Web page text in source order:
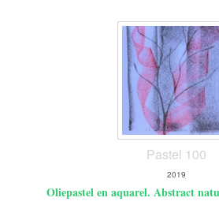
Pastel 100
2019
Oliepastel en aquarel. Abstract